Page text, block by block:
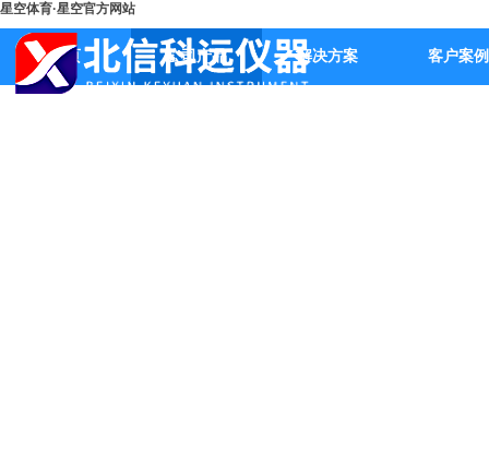
星空体育·星空官方网站
首页 公司产品 解决方案 客户案例